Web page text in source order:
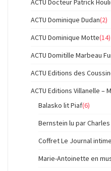
ACTU Docteur Patrick
ACTU Dominique Dudan(2)
ACTU Dominique Motte(14)
ACTU Domitille Marbeau
ACTU Editions des
ACTU Editions Villanelle –
Balasko lit Piaf(6)
Bernstein lu par
Coffret Le Journal
Marie-Antoinette en